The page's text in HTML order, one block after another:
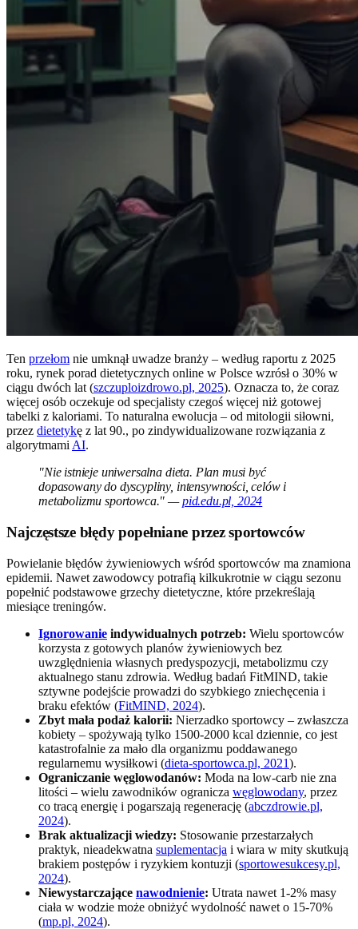
Ten przełom nie umknął uwadze branży – według raportu z 2025
roku, rynek porad dietetycznych online w Polsce wzrósł o 30% w
ciągu dwóch lat (szczuploizdrowo.pl, 2025). Oznacza to, że coraz
więcej osób oczekuje od specjalisty czegoś więcej niż gotowej
tabelki z kaloriami. To naturalna ewolucja – od mitologii siłowni,
przez dietetykę z lat 90., po zindywidualizowane rozwiązania z
algorytmami AI.
"Nie istnieje uniwersalna dieta. Plan musi być
dopasowany do dyscypliny, intensywności, celów i
metabolizmu sportowca." —pid.edu.pl, 2024
Najczęstsze błędy popełniane przez sportowców
Powielanie błędów żywieniowych wśród sportowców ma znamiona
epidemii. Nawet zawodowcy potrafią kilkukrotnie w ciągu sezonu
popełnić podstawowe grzechy dietetyczne, które przekreślają
miesiące treningów.
Ignorowanie indywidualnych potrzeb: Wielu sportowców
korzysta z gotowych planów żywieniowych bez
uwzględnienia własnych predyspozycji, metabolizmu czy
aktualnego stanu zdrowia. Według badań FitMIND, takie
sztywne podejście prowadzi do szybkiego zniechęcenia i
braku efektów (FitMIND, 2024).
Zbyt mała podaż kalorii: Nierzadko sportowcy – zwłaszcza
kobiety – spożywają tylko 1500-2000 kcal dziennie, co jest
katastrofalnie za mało dla organizmu poddawanego
regularnemu wysiłkowi (dieta-sportowca.pl, 2021).
Ograniczanie węglowodanów: Moda na low-carb nie zna
litości – wielu zawodników ogranicza węglowodany, przez
co tracą energię i pogarszają regenerację (abczdrowie.pl,
2024).
Brak aktualizacji wiedzy: Stosowanie przestarzałych
praktyk, nieadekwatna suplementacja i wiara w mity skutkują
brakiem postępów i ryzykiem kontuzji (sportowesukcesy.pl,
2024).
Niewystarczające nawodnienie: Utrata nawet 1-2% masy
ciała w wodzie może obniżyć wydolność nawet o 15-70%
(mp.pl, 2024).